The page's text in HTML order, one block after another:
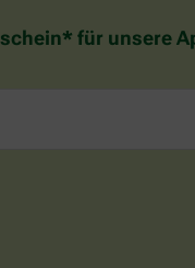
für unsere